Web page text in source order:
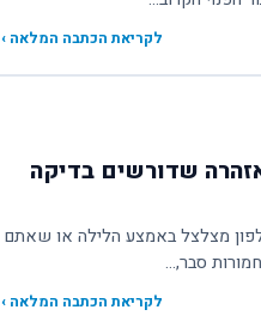
לקריאת הכתבה המלאה ›
שדורשים בדיקה
מצלצל באמצע הלילה או שאתם
סבר,...
לקריאת הכתבה המלאה ›